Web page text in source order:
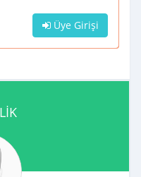
Üye Girişi